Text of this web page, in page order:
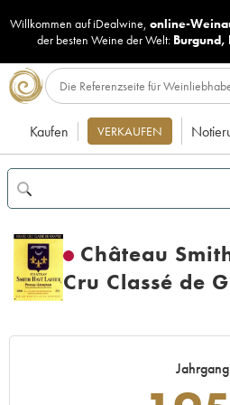
Willkommen auf iDealwine, online-
der besten Weine der Welt: Burgund,
Kaufen VERKAUFEN
Château
Cru Classé de
Jahrgang